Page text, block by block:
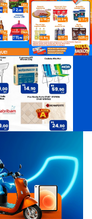
d
e
a
g
s